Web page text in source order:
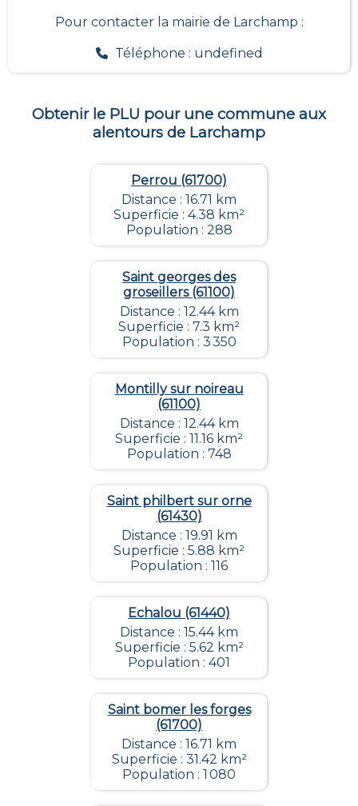
Pour contacter la mairie de Larchamp :
Téléphone : undefined
Obtenir le PLU pour une commune aux
alentours de Larchamp
Perrou (61700)
Distance : 16.71 km
Superficie : 4.38 km²
Population : 288
Saint georges des
groseillers (61100)
Distance : 12.44 km
Superficie : 7.3 km²
Population : 3 350
Montilly sur noireau
(61100)
Distance : 12.44 km
Superficie : 11.16 km²
Population : 748
Saint philbert sur orne
(61430)
Distance : 19.91 km
Superficie : 5.88 km²
Population : 116
Echalou (61440)
Distance : 15.44 km
Superficie : 5.62 km²
Population : 401
Saint bomer les forges
(61700)
Distance : 16.71 km
Superficie : 31.42 km²
Population : 1 080